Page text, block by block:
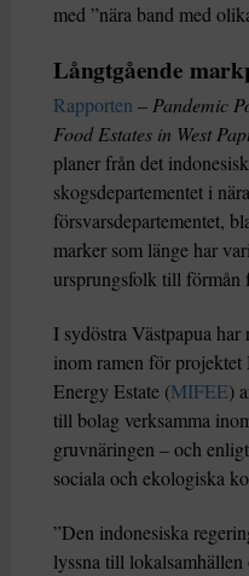
med ”nära band med
Långtgående
Rapporten –Pandemic
Food Estates in West
planer från det
skogsdepartementet i
försvarsdepartementet,
marker som länge har
ursprungsfolk till förmån
I sydöstra Västpapua
inom ramen för
Energy Estate (MIFEE)
till bolag verksamma
gruvnäringen – och
sociala och ekologiska
”Den indonesiska
lyssna till